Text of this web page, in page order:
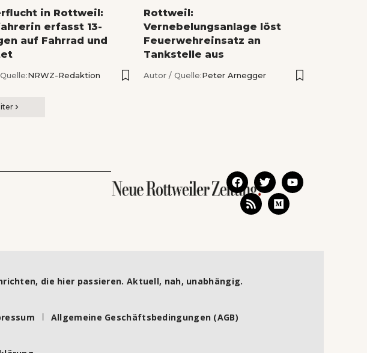
in Rottweil:
erfasst 13-
auf Fahrrad und
NRWZ-Redaktion
Rottweil:
Vernebelungsanlage löst
Feuerwehreinsatz an
Tankstelle aus
Autor / Quelle:Peter Arnegger
die hier passieren. Aktuell, nah, unabhängig.
Allgemeine Geschäftsbedingungen (AGB)